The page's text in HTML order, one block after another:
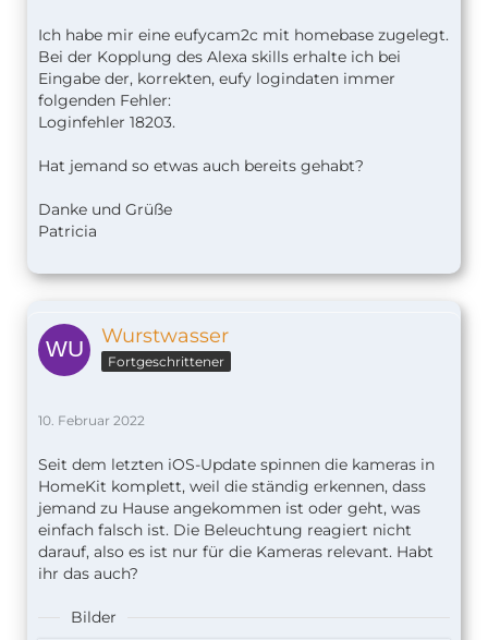
Ich habe mir eine eufycam2c mit homebase zugelegt.
Bei der Kopplung des Alexa skills erhalte ich bei
Eingabe der, korrekten, eufy logindaten immer
folgenden Fehler:
Loginfehler 18203.
Hat jemand so etwas auch bereits gehabt?
Danke und Grüße
Patricia
Wurstwasser
Fortgeschrittener
10. Februar 2022
Seit dem letzten iOS-Update spinnen die kameras in
HomeKit komplett, weil die ständig erkennen, dass
jemand zu Hause angekommen ist oder geht, was
einfach falsch ist. Die Beleuchtung reagiert nicht
darauf, also es ist nur für die Kameras relevant. Habt
ihr das auch?
Bilder